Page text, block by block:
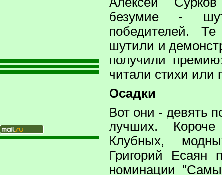
безумие -
победителей.
шутили и
получили
читали стихи или
Осадки
Вот они - девять
лучших.
Клубных,
Григорий Есаян
номинации